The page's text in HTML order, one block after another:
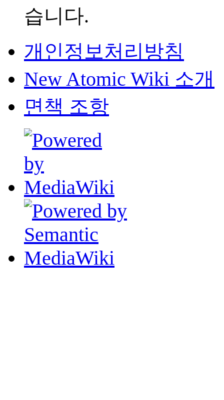
습니다.
개인정보처리방침
New Atomic Wiki 소개
면책 조항